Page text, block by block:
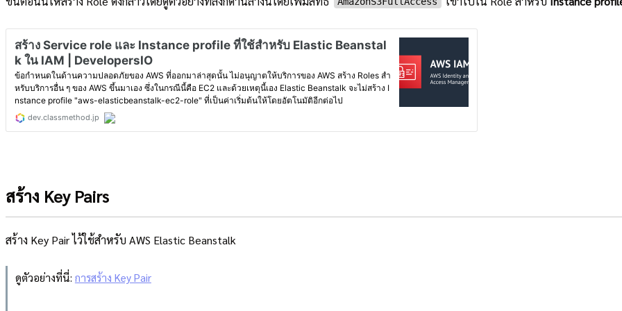
สร้าง Key Pairs
สร้าง Key Pair ไว้ใช้สำหรับ AWS Elastic Beanstalk
ดูตัวอย่างที่นี่: การสร้าง Key Pair